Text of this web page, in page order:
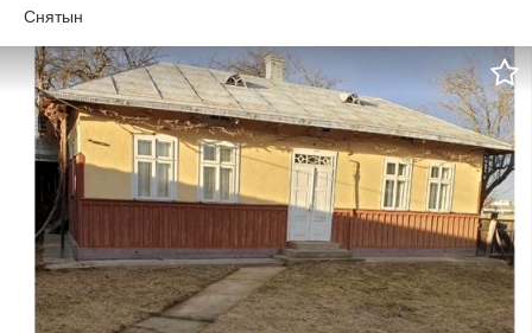
перекриття, євро вікна. Приватизована земельна ділянка - 30
видом на ратушу. За додатковою інформацією телефонуйте, з
радістю відповім на всі запитання!
Снятын